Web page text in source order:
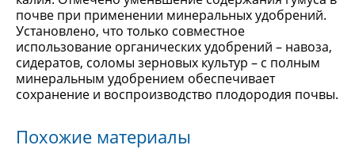
почве при применении минеральных удобрений.
Установлено, что только совместное
использование органических удобрений – навоза,
сидератов, соломы зерновых культур – с полным
минеральным удобрением обеспечивает
сохранение и воспроизводство плодородия почвы.
Похожие материалы